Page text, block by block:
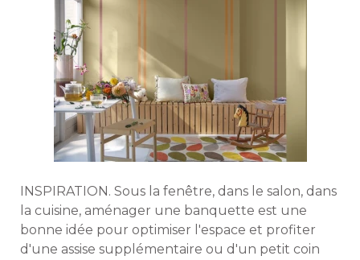
INSPIRATION. Sous la fenêtre, dans le salon, dans
la cuisine, aménager une banquette est une
bonne idée pour optimiser l'espace et profiter
d'une assise supplémentaire ou d'un petit coin